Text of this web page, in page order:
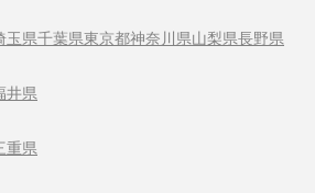
玉県千葉県東京都神奈川県山梨県長野県
井県
重県